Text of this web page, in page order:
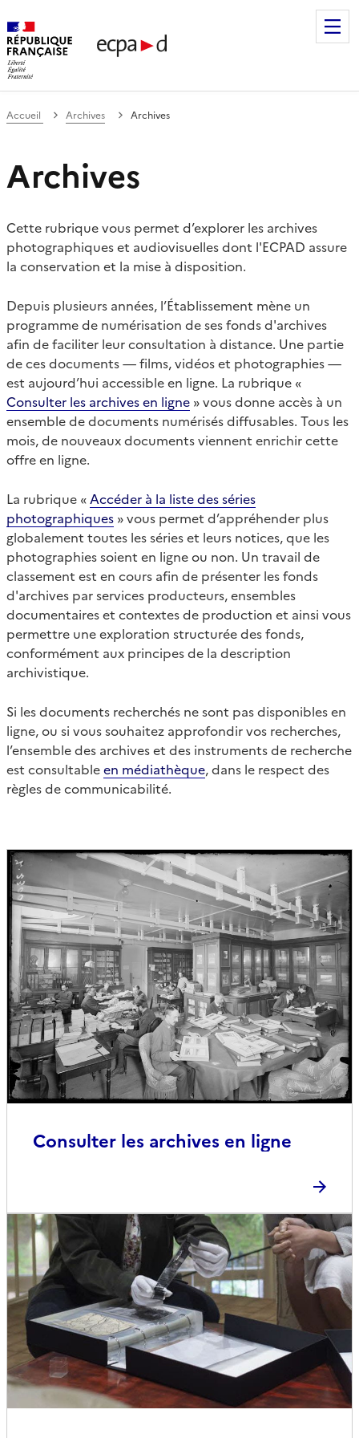
de communication et de production
Accueil Archives Archives
Archives
Cette rubrique vous permet d’explorer les archives
photographiques et audiovisuelles dont l'ECPAD assure
la conservation et la mise à disposition.
Depuis plusieurs années, l’Établissement mène un
programme de numérisation de ses fonds d'archives
afin de faciliter leur consultation à distance. Une partie
de ces documents — films, vidéos et photographies —
est aujourd’hui accessible en ligne. La rubrique «
Consulter les archives en ligne » vous donne accès à un
ensemble de documents numérisés diffusables. Tous les
mois, de nouveaux documents viennent enrichir cette
offre en ligne.
La rubrique « Accéder à la liste des séries
photographiques » vous permet d’appréhender plus
globalement toutes les séries et leurs notices, que les
photographies soient en ligne ou non. Un travail de
classement est en cours afin de présenter les fonds
d'archives par services producteurs, ensembles
documentaires et contextes de production et ainsi vous
permettre une exploration structurée des fonds,
conformément aux principes de la description
archivistique.
Si les documents recherchés ne sont pas disponibles en
ligne, ou si vous souhaitez approfondir vos recherches,
l’ensemble des archives et des instruments de recherche
est consultableen médiathèque, dans le respect des
règles de communicabilité.
Consulter les archives en ligne